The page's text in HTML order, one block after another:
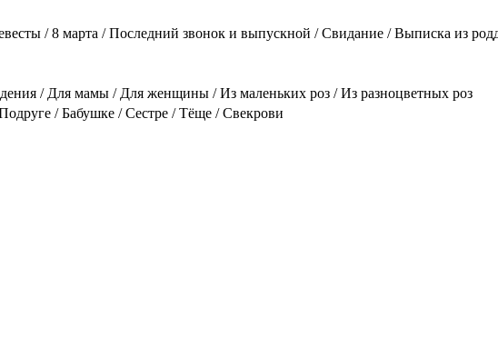
/ 8 марта / Последний звонок и выпускной / Свидание / Выписка из
/ Для мамы / Для женщины / Из маленьких роз / Из разноцветных роз
/ Бабушке / Сестре / Тёще / Свекрови